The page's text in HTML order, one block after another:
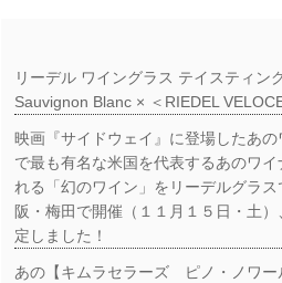
リーデル ワイングラス テイスティ
Sauvignon Blanc × ＜RIEDEL
映画『サイドウェイ』に登場したあ
で最も有名な米国を代表するあのワ
れる「幻のワイン」をリーデルグラ
阪・梅田で開催（１１月１５日・土
定しました！
あの【キムラセラーズ ピノ・ノワ